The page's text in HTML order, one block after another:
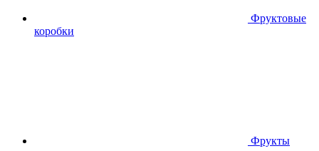
Фруктовые
коробки
Фрукты